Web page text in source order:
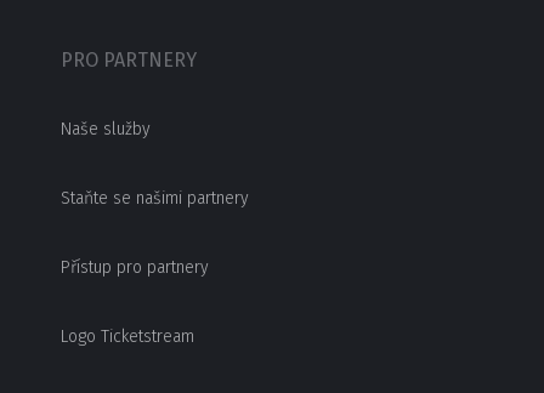
PRO PARTNERY
Naše služby
Staňte se našimi partnery
Přístup pro partnery
Logo Ticketstream